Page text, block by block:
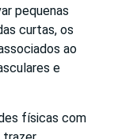
pequenas
curtas, os
ao
e
físicas com